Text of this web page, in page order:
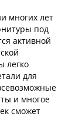
многих лет
под
активной
легко
для
и многое
сможет